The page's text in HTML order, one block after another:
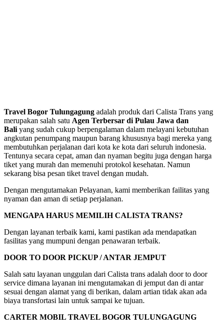
Travel Bogor Tulungagung adalah produk dari Calista Trans yang
merupakan salah satu Agen Terbersar di Pulau Jawa dan
Baliyang sudah cukup berpengalaman dalam melayani kebutuhan
angkutan penumpang maupun barang khususnya bagi mereka yang
membutuhkan perjalanan dari kota ke kota dari seluruh indonesia.
Tentunya secara cepat, aman dan nyaman begitu juga dengan harga
tiket yang murah dan memenuhi protokol kesehatan. Namun
sekarang bisa pesan tiket travel dengan mudah.
Dengan mengutamakan Pelayanan, kami memberikan failitas yang
nyaman dan aman di setiap perjalanan.
MENGAPA HARUS MEMILIH CALISTA TRANS?
Dengan layanan terbaik kami, kami pastikan ada mendapatkan
fasilitas yang mumpuni dengan penawaran terbaik.
DOOR TO DOOR PICKUP / ANTAR JEMPUT
Salah satu layanan unggulan dari Calista trans adalah door to door
service dimana layanan ini mengutamakan di jemput dan di antar
sesuai dengan alamat yang di berikan, dalam artian tidak akan ada
biaya transfortasi lain untuk sampai ke tujuan.
CARTER MOBIL TRAVEL BOGOR TULUNGAGUNG